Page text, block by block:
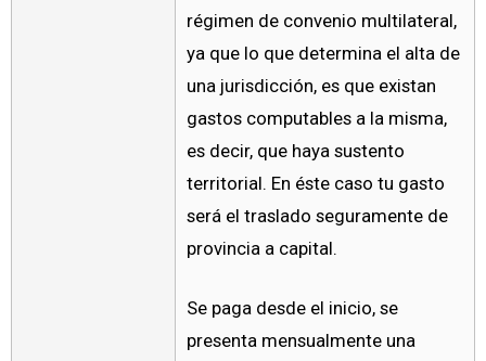
régimen de convenio multilateral,
ya que lo que determina el alta de
una jurisdicción, es que existan
gastos computables a la misma,
es decir, que haya sustento
territorial. En éste caso tu gasto
será el traslado seguramente de
provincia a capital.
Se paga desde el inicio, se
presenta mensualmente una